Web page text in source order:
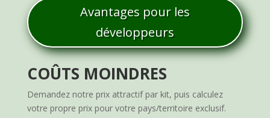
Avantages pour les
développeurs
COÛTS MOINDRES
Demandez notre prix attractif par kit, puis calculez
votre propre prix pour votre pays/territoire exclusif.